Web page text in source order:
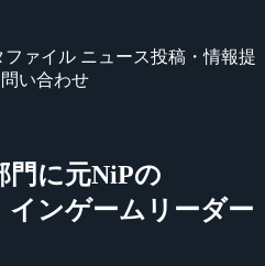
ファイル ニュース投稿・情報提
い合わせ
門に元NiPの
インゲームリーダー